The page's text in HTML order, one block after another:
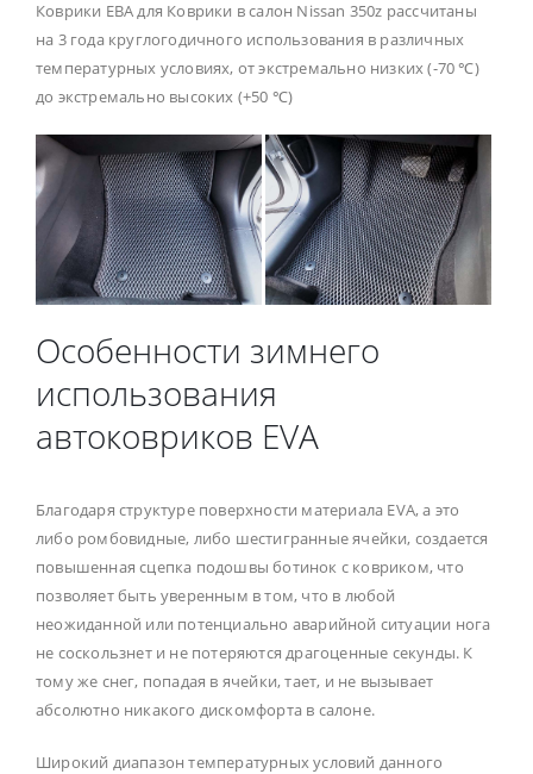
Коврики ЕВА для Коврики в салон Nissan 350z рассчитаны
на 3 года круглогодичного использования в различных
температурных условиях, от экстремально низких (-70 ℃)
до экстремально высоких (+50 ℃)
Особенности зимнего
использования
автоковриков EVA
Благодаря структуре поверхности материала EVA, а это
либо ромбовидные, либо шестигранные ячейки, создается
повышенная сцепка подошвы ботинок с ковриком, что
позволяет быть уверенным в том, что в любой
неожиданной или потенциально аварийной ситуации нога
не соскользнет и не потеряются драгоценные секунды. К
тому же снег, попадая в ячейки, тает, и не вызывает
абсолютно никакого дискомфорта в салоне.
Широкий диапазон температурных условий данного